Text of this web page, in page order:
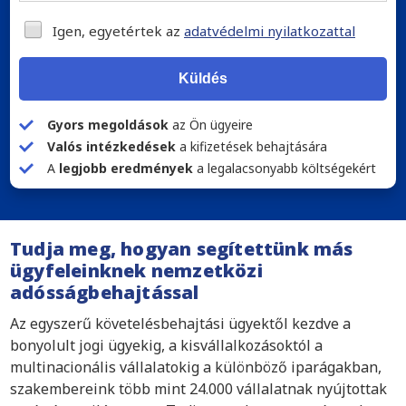
Igen, egyetértek az adatvédelmi nyilatkozattal
Küldés
Gyors megoldások az Ön ügyeire
Valós intézkedések a kifizetések behajtására
A legjobb eredmények a legalacsonyabb költségekért
Tudja meg, hogyan segítettünk más
ügyfeleinknek nemzetközi
adósságbehajtással
Az egyszerű követelésbehajtási ügyektől kezdve a
bonyolult jogi ügyekig, a kisvállalkozásoktól a
multinacionális vállalatokig a különböző iparágakban,
szakembereink több mint 24.000 vállalatnak nyújtottak